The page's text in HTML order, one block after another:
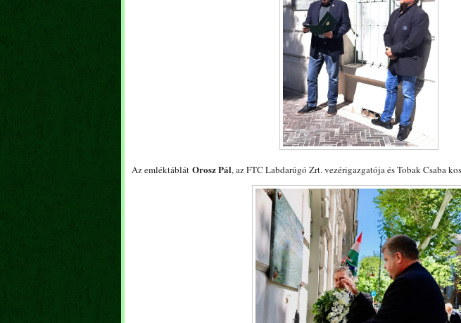
Az emléktáblát Orosz Pál, az FTC Labdarúgó Zrt. vezérigazgatója és Tobak Csaba